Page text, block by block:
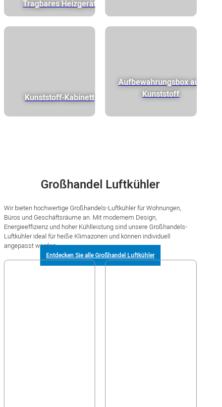
Tragbares Heizgerät
Kunststoff-Kabinett
Aufbewahrungsbox aus
Kunststoff
Großhandel Luftkühler
Wir bieten hochwertige Großhandels-Luftkühler für Wohnungen,
Büros und Geschäftsräume an. Mit modernem Design,
Energieeffizienz und hoher Kühlleistung sind unsere Großhandels-
Luftkühler ideal für heiße Klimazonen und können individuell
angepasst werden.
Entdecken Sie alle Großhandel Luftkühler